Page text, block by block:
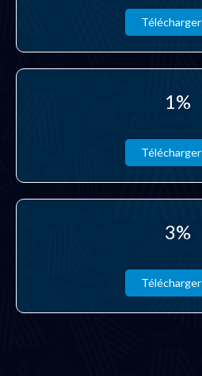
Télécharger
1%
Télécharger
3%
Télécharger